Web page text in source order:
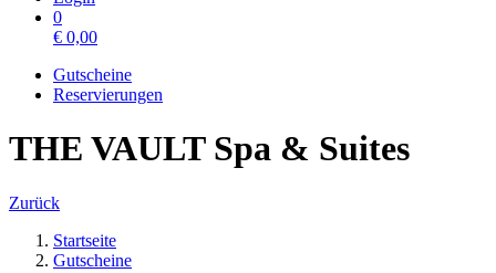
0
€ 0,00
Gutscheine
Reservierungen
THE VAULT Spa & Suites
Zurück
Startseite
Gutscheine